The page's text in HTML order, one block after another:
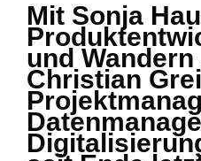
Mit Sonja
und Wandern
Christian